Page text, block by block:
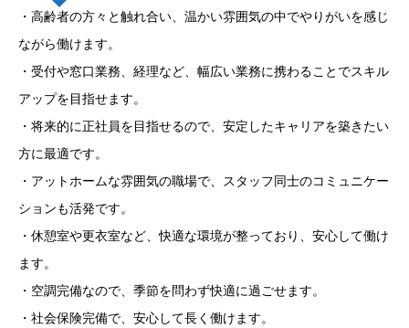
・高齢者の方々と触れ合い、温かい雰囲気の中でやりがいを感じ
ながら働けます。
・受付や窓口業務、経理など、幅広い業務に携わることでスキル
アップを目指せます。
・将来的に正社員を目指せるので、安定したキャリアを築きたい
方に最適です。
・アットホームな雰囲気の職場で、スタッフ同士のコミュニケー
ションも活発です。
・休憩室や更衣室など、快適な環境が整っており、安心して働け
ます。
・空調完備なので、季節を問わず快適に過ごせます。
・社会保険完備で、安心して長く働けます。